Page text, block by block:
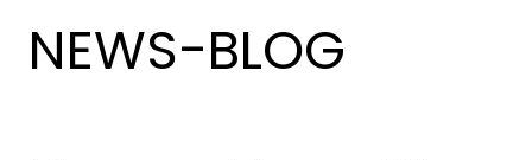
NEWS-BLOG